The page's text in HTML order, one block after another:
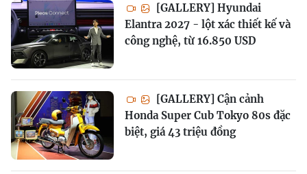
[GALLERY] Hyundai
Elantra 2027 - lột xác thiết kế và
công nghệ, từ 16.850 USD
[GALLERY] Cận cảnh
Honda Super Cub Tokyo 80s đặc
biệt, giá 43 triệu đồng